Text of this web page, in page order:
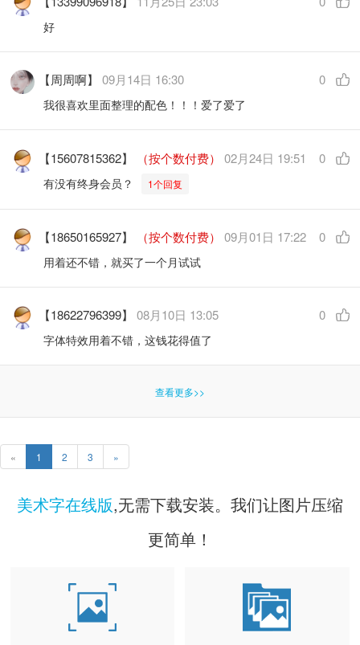
好
【周周啊】09月14日 16:30 0
我很喜欢里面整理的配色！！！爱了爱了
【15607815362】 （按个数付费） 02月24日 19:51 0
有没有终身会员？ 1个回复
【18650165927】 （按个数付费） 09月01日 17:22 0
用着还不错，就买了一个月试试
【18622796399】08月10日 13:05 0
字体特效用着不错，这钱花得值了
查看更多>>
« 1 2 3 »
美术字在线版,无需下载安装。我们让图片压缩
更简单！